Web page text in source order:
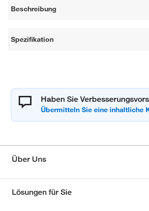
Beschreibung
Spezifikation
Haben Sie
Über Uns
Lösungen für Sie